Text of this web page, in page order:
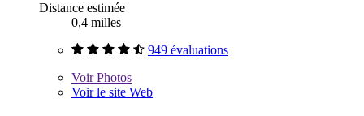
Distance estimée
0,4 milles
949 évaluations
VoirPhotos
Voir le site Web